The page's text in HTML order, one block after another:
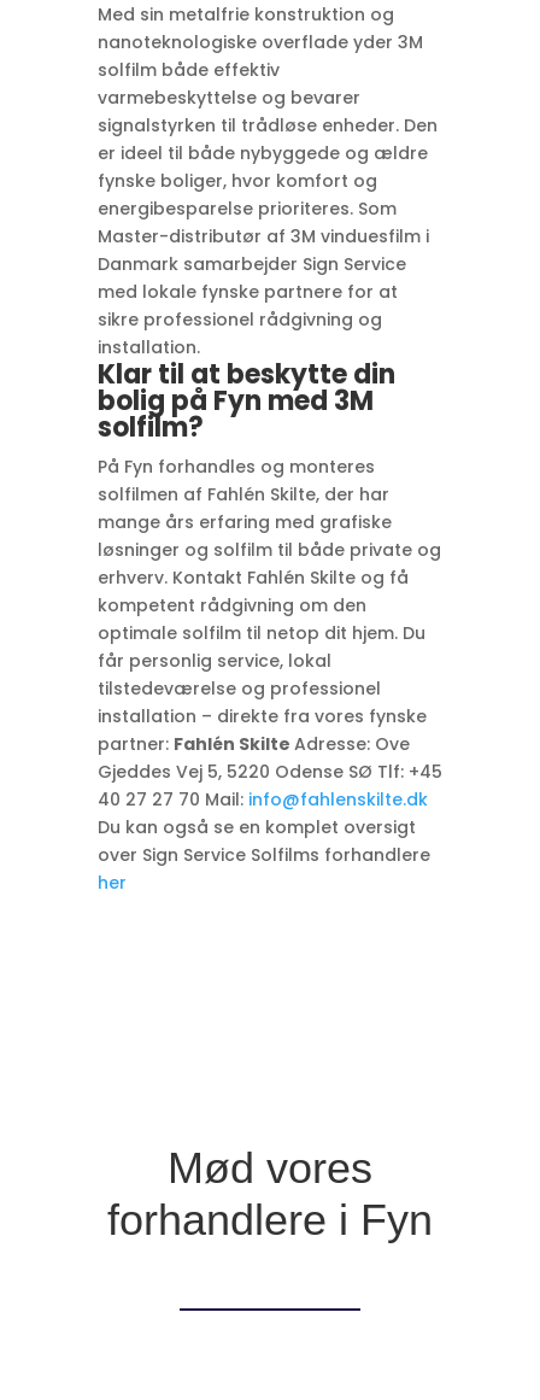
Med sin metalfrie konstruktion og
nanoteknologiske overflade yder 3M
solfilm både effektiv
varmebeskyttelse og bevarer
signalstyrken til trådløse enheder. Den
er ideel til både nybyggede og ældre
fynske boliger, hvor komfort og
energibesparelse prioriteres. Som
Master-distributør af 3M vinduesfilm i
Danmark samarbejder Sign Service
med lokale fynske partnere for at
sikre professionel rådgivning og
installation.
Klar til at beskytte din
bolig på Fyn med 3M
solfilm?
På Fyn forhandles og monteres
solfilmen af Fahlén Skilte, der har
mange års erfaring med grafiske
løsninger og solfilm til både private og
erhverv. Kontakt Fahlén Skilte og få
kompetent rådgivning om den
optimale solfilm til netop dit hjem. Du
får personlig service, lokal
tilstedeværelse og professionel
installation – direkte fra vores fynske
partner: Fahlén Skilte Adresse: Ove
Gjeddes Vej 5, 5220 Odense SØ Tlf: +45
40 27 27 70 Mail: info@fahlenskilte.dk
Du kan også se en komplet oversigt
over Sign Service Solfilms forhandlere
her
Mød vores
forhandlere i Fyn